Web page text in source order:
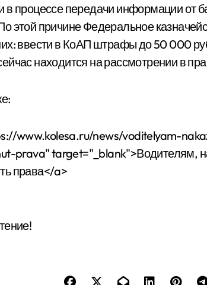
в процессе передачи информации от
этой причине Федеральное
ввести в КоАП штрафы до 50 000
находится на рассмотрении в
www.kolesa.ru/news/voditelyam-
prava" target="_blank">Водителям,
права</a>